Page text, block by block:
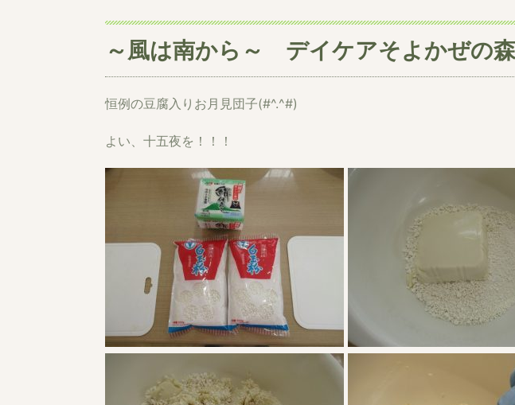
～風は南から～ デイケアそよかぜの
恒例の豆腐入りお月見団子(#^.^#)
よい、十五夜を！！！